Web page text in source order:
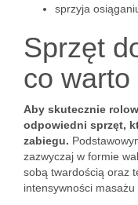
sprzyja
Sprzęt
co warto
Aby skutecznie
odpowiedni sprzęt,
zabiegu.
zazwyczaj w formie
sobą twardością oraz
intensywności masażu